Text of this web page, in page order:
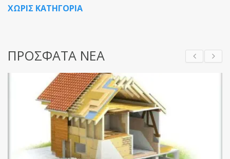
ΧΩΡΙΣ ΚΑΤΗΓΟΡΙΑ
ΠΡΟΣΦΑΤΑ ΝΕΑ